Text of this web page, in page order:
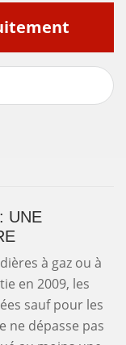
UNE
à gaz ou à
en 2009, les
sauf pour les
ne dépasse pas